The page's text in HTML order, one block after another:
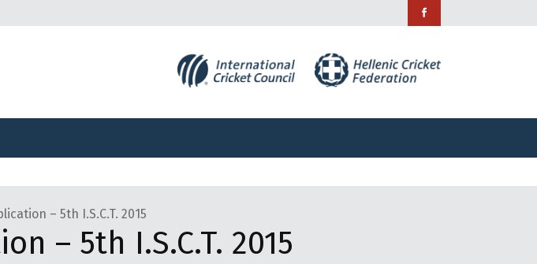
– 5th I.S.C.T. 2015
– 5th I.S.C.T. 2015